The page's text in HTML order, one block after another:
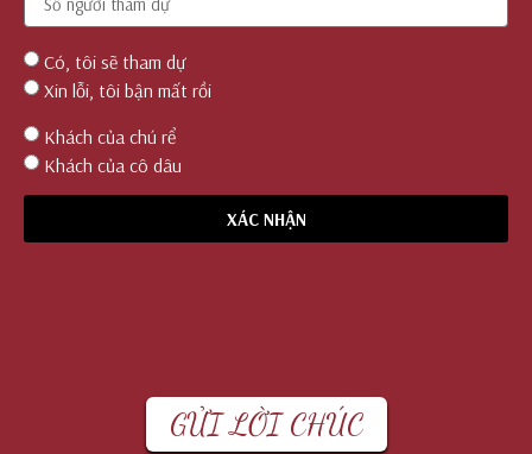
Có, tôi sẽ tham dự
Xin lỗi, tôi bận mất rồi
Khách của chú rể
Khách của cô dâu
XÁC NHẬN
GỬI LỜI CHÚC